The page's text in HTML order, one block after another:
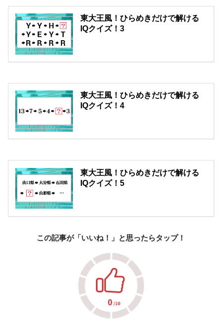
東大王風！ひらめきだけで解ける
IQクイズ！3
東大王風！ひらめきだけで解ける
IQクイズ！4
東大王風！ひらめきだけで解ける
IQクイズ！5
この記事が「いいね！」と思ったらタップ！